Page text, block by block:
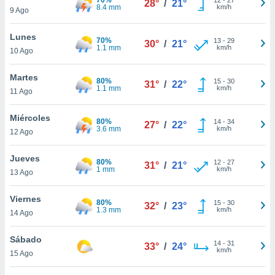
más
nuestra
y
de
disponible
cookies
aceptar
9 Ago
8.4 mm
28° / 21°
km/h
Lunes
10 Ago
70%
1.1 mm
30° / 21° 13- 29
km/h
Martes
11 Ago
80%
1.1 mm
31° / 22° 15- 30
km/h
Miércoles
12 Ago
80%
3.6 mm
27° / 22° 14- 34
km/h
Jueves
13 Ago
80%
1 mm
31° / 21° 12- 27
km/h
Viernes
14 Ago
80%
1.3 mm
32° / 23° 15- 30
km/h
Sábado
15 Ago
33° / 24° 14- 31
km/h